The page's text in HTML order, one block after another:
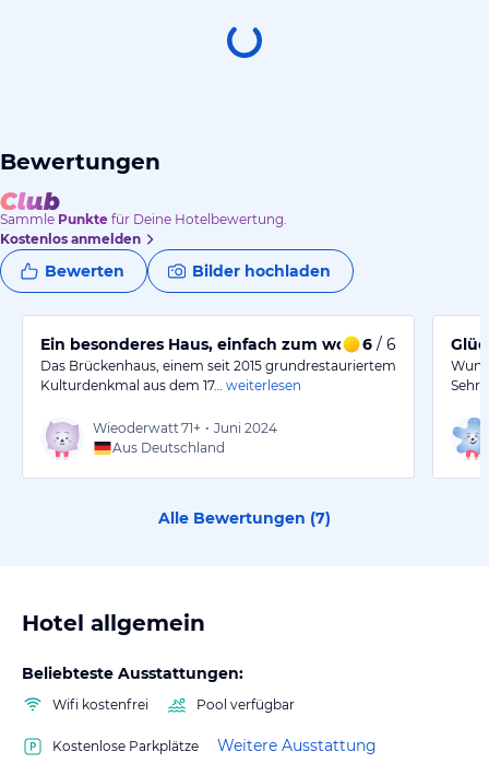
Bewertungen
Sammle Punkte für Deine Hotelbewertung.
Kostenlos anmelden
Bewerten Bilder hochladen
Ein besonderes Haus, einfach zum wohlfühlen
6 / 6
Das Brückenhaus, einem seit 2015 grundrestauriertem
Kulturdenkmal aus dem 17…
weiterlesen
Wieoderwatt 71+ • Juni 2024
Aus Deutschland
Sehr
Alle Bewertungen (7)
Hotel allgemein
Beliebteste Ausstattungen:
Wifi kostenfrei Pool verfügbar
Kostenlose Parkplätze Weitere Ausstattung